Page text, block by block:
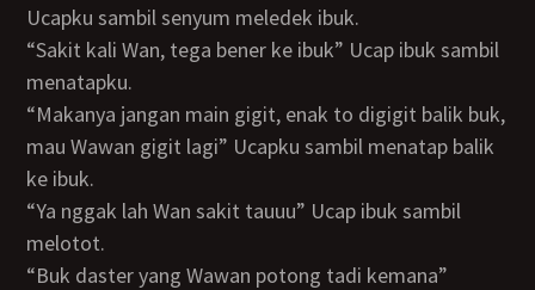
Ucapku sambil senyum meledek ibuk.
“Sakit kali Wan, tega bener ke ibuk” Ucap ibuk sambil
menatapku.
“Makanya jangan main gigit, enak to digigit balik buk,
mau Wawan gigit lagi” Ucapku sambil menatap balik
ke ibuk.
“Ya nggak lah Wan sakit tauuu” Ucap ibuk sambil
melotot.
“Buk daster yang Wawan potong tadi kemana”